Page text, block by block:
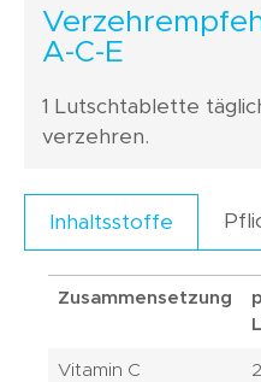
A-C-E
1 Lutschtablette
verzehren.
Inhaltsstoffe
Zusammensetzung
Vitamin C